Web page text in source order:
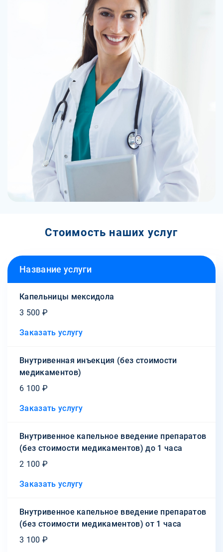
Стоимость наших услуг
Название услуги
Капельницы мексидола
3 500 ₽
Заказать услугу
Внутривенная инъекция (без стоимости
медикаментов)
6 100 ₽
Заказать услугу
Внутривенное капельное введение препаратов
(без стоимости медикаментов) до 1 часа
2 100 ₽
Заказать услугу
Внутривенное капельное введение препаратов
(без стоимости медикаментов) от 1 часа
3 100 ₽